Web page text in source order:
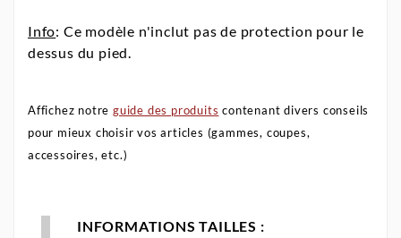
Info: Ce modèle n'inclut pas de protection pour le
dessus du pied.
Affichez notreguide des produits contenant divers conseils
pour mieux choisir vos articles (gammes, coupes,
accessoires, etc.)
INFORMATIONS TAILLES :